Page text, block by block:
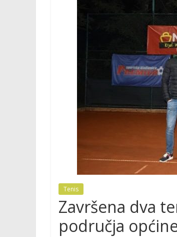
Tenis
Završena dva
područja